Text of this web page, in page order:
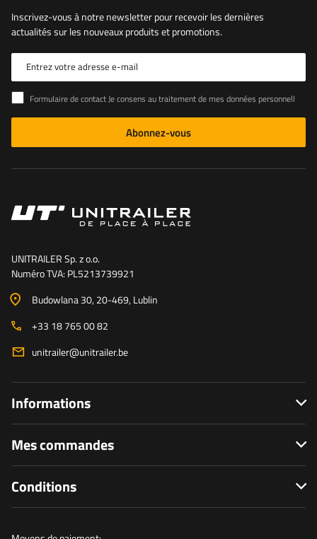
Inscrivez-vous à notre newsletter pour recevoir les dernières
actualités sur les nouveaux produits et promotions.
Entrez votre adresse e-mail
Formulaire de contact Je consens au traitement de mes données personnelles contenues dans le formulaire de contact conformément au règlement du Parlement européen et du Conseil (UE)
Abonnez-vous
UNITRAILER Sp. z o.o.
Numéro TVA: PL5213739921
Budowlana 30, 20-469, Lublin
+33 18 765 00 82
unitrailer@unitrailer.be
Informations
Mes commandes
Conditions